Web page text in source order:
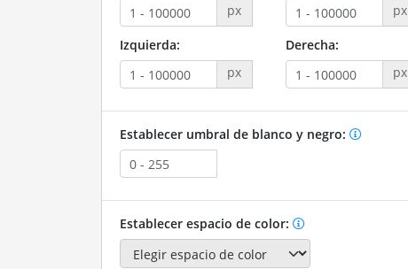
px
px
Izquierda:
px
Derecha:
px
Establecer umbral de blanco y negro:
Establecer espacio de color: